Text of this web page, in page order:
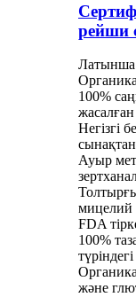
рейши
Латынша
100%
жасалған
Негізгі
сынақтан
Ауыр
мицелий
FDA
100%
және